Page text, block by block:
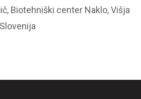
Biotehniški center Naklo, Višja